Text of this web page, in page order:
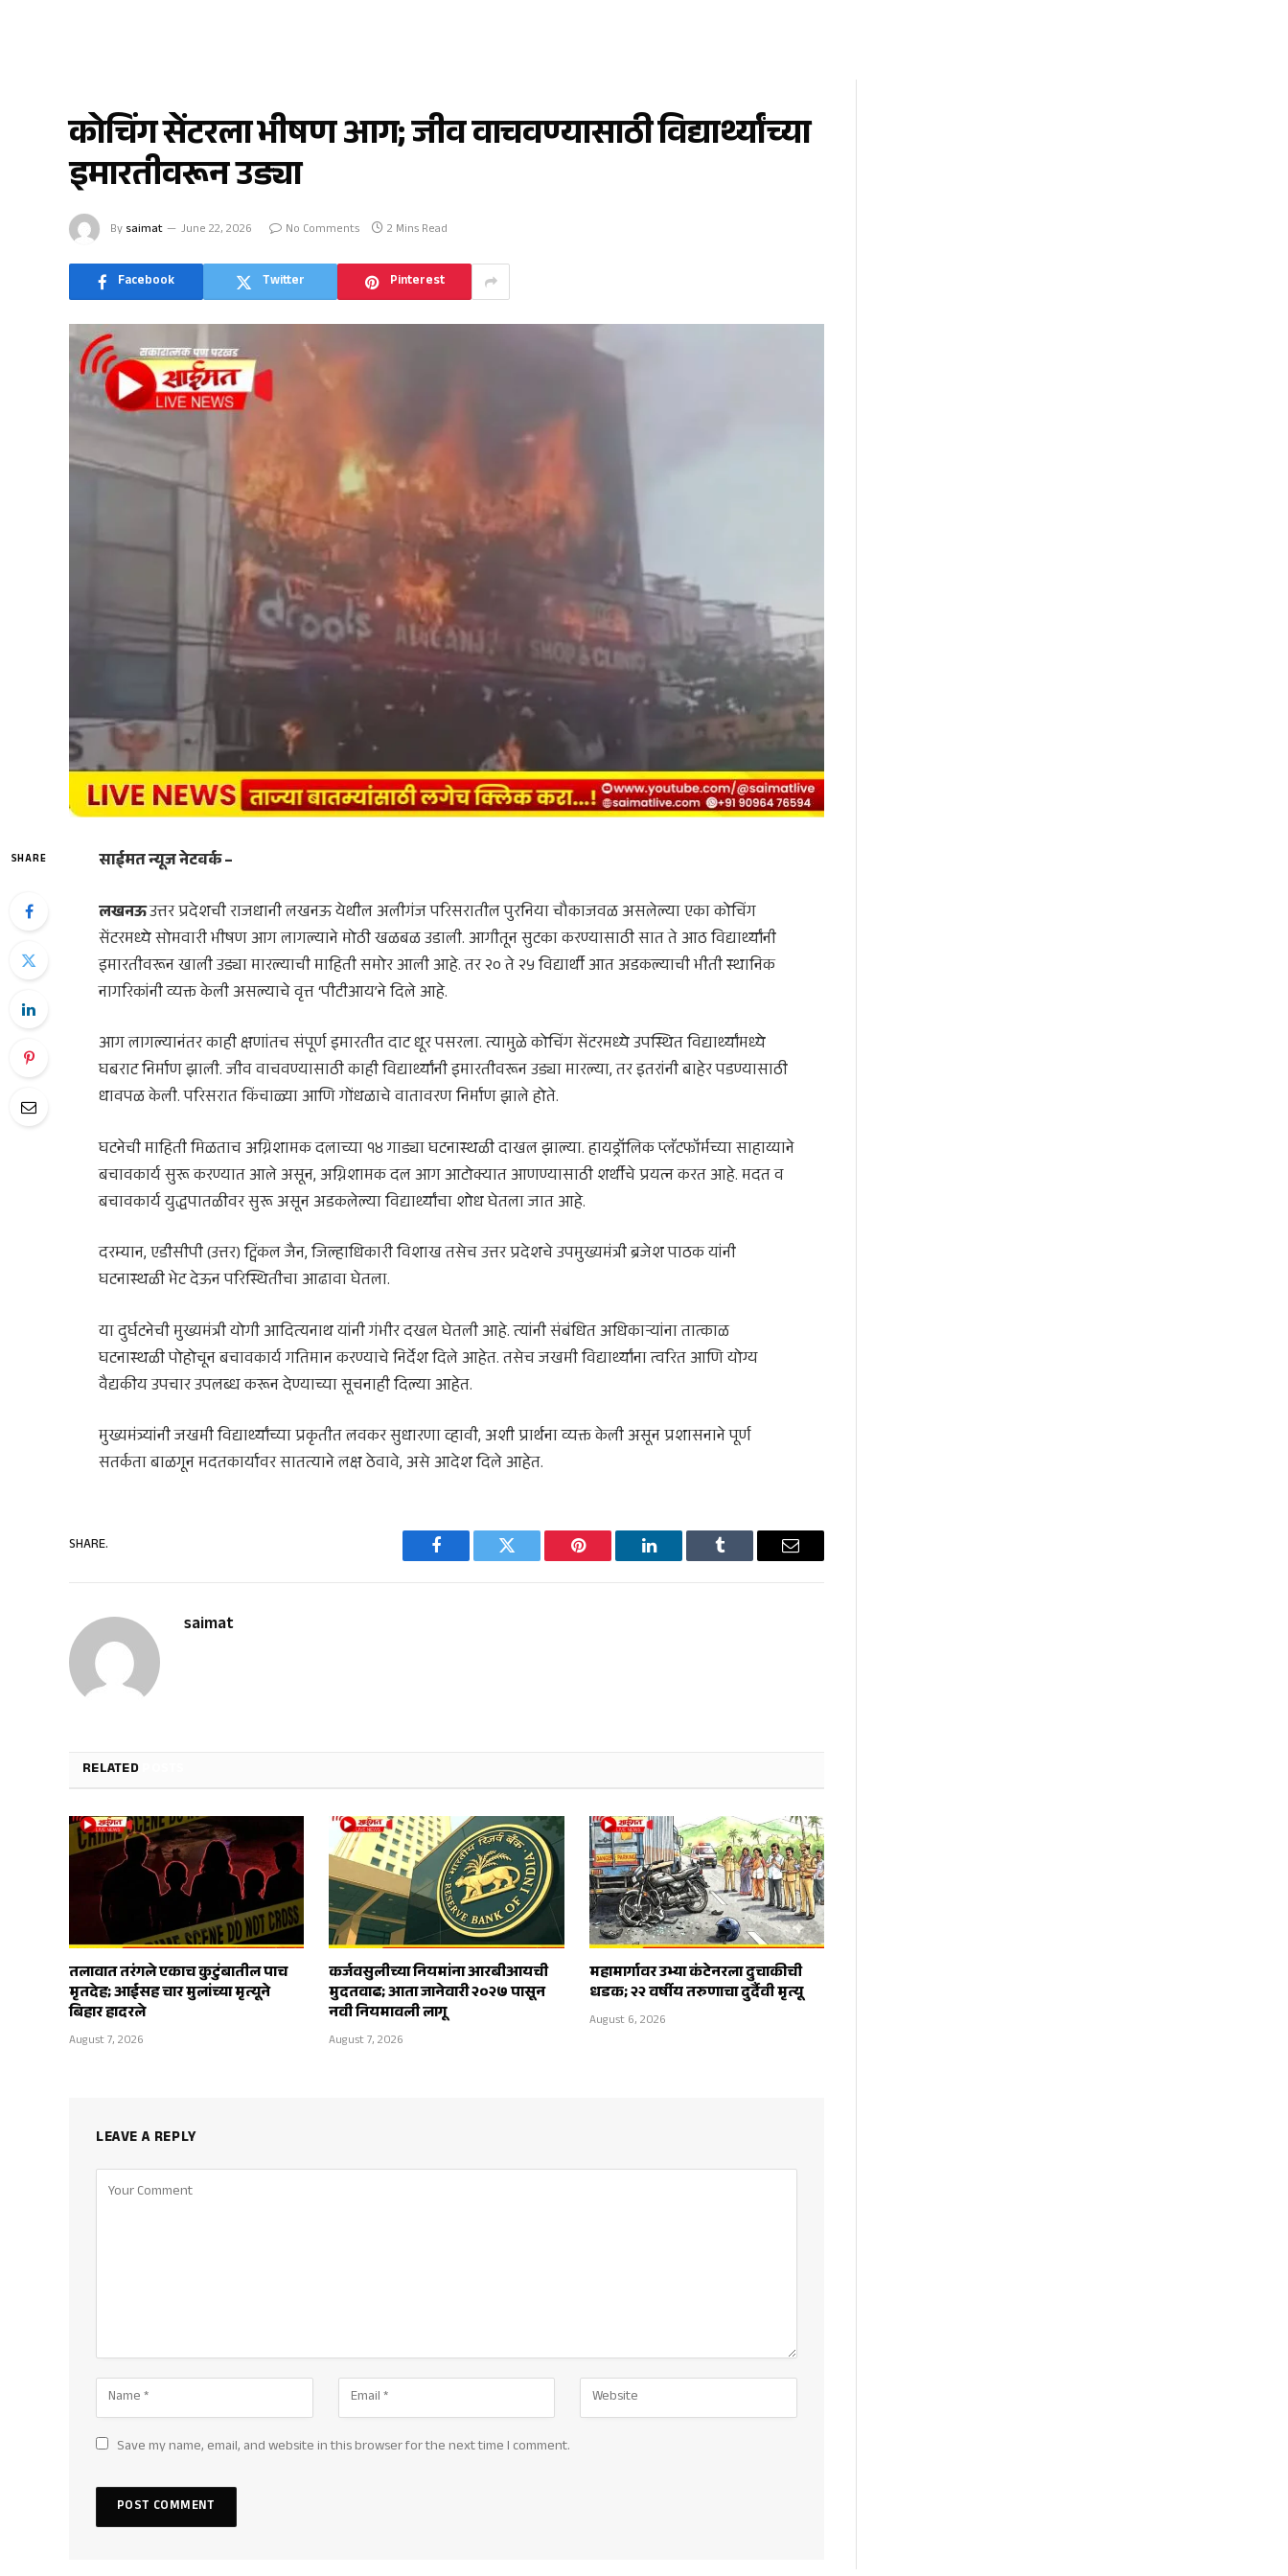
कोचिंग सेंटरला भीषण आग; जीव वाचवण्यासाठी विद्यार्थ्यांच्या
इमारतीवरून उड्या
By saimat June 22, 2026 No Comments 2 Mins Read
Facebook Twitter Pinterest
SHARE
साईमत न्यूज नेटवर्क –
लखनऊउत्तर प्रदेशची राजधानी लखनऊ येथील अलीगंज परिसरातील पुरनिया चौकाजवळ असलेल्या एका कोचिंग
सेंटरमध्ये सोमवारी भीषण आग लागल्याने मोठी खळबळ उडाली. आगीतून सुटका करण्यासाठी सात ते आठ विद्यार्थ्यांनी
इमारतीवरून खाली उड्या मारल्याची माहिती समोर आली आहे. तर २० ते २५ विद्यार्थी आत अडकल्याची भीती स्थानिक
नागरिकांनी व्यक्त केली असल्याचे वृत्त ‘पीटीआय’ने दिले आहे.
आग लागल्यानंतर काही क्षणांतच संपूर्ण इमारतीत दाट धूर पसरला. त्यामुळे कोचिंग सेंटरमध्ये उपस्थित विद्यार्थ्यांमध्ये
घबराट निर्माण झाली. जीव वाचवण्यासाठी काही विद्यार्थ्यांनी इमारतीवरून उड्या मारल्या, तर इतरांनी बाहेर पडण्यासाठी
धावपळ केली. परिसरात किंचाळ्या आणि गोंधळाचे वातावरण निर्माण झाले होते.
घटनेची माहिती मिळताच अग्निशामक दलाच्या १४ गाड्या घटनास्थळी दाखल झाल्या. हायड्रॉलिक प्लॅटफॉर्मच्या साहाय्याने
बचावकार्य सुरू करण्यात आले असून, अग्निशामक दल आग आटोक्यात आणण्यासाठी शर्थीचे प्रयत्न करत आहे. मदत व
बचावकार्य युद्धपातळीवर सुरू असून अडकलेल्या विद्यार्थ्यांचा शोध घेतला जात आहे.
दरम्यान, एडीसीपी (उत्तर) ट्विंकल जैन, जिल्हाधिकारी विशाख तसेच उत्तर प्रदेशचे उपमुख्यमंत्री ब्रजेश पाठक यांनी
घटनास्थळी भेट देऊन परिस्थितीचा आढावा घेतला.
या दुर्घटनेची मुख्यमंत्री योगी आदित्यनाथ यांनी गंभीर दखल घेतली आहे. त्यांनी संबंधित अधिकाऱ्यांना तात्काळ
घटनास्थळी पोहोचून बचावकार्य गतिमान करण्याचे निर्देश दिले आहेत. तसेच जखमी विद्यार्थ्यांना त्वरित आणि योग्य
वैद्यकीय उपचार उपलब्ध करून देण्याच्या सूचनाही दिल्या आहेत.
मुख्यमंत्र्यांनी जखमी विद्यार्थ्यांच्या प्रकृतीत लवकर सुधारणा व्हावी, अशी प्रार्थना व्यक्त केली असून प्रशासनाने पूर्ण
सतर्कता बाळगून मदतकार्यावर सातत्याने लक्ष ठेवावे, असे आदेश दिले आहेत.
SHARE.
Facebook Twitter Pinterest LinkedIn Tumblr Email
saimat
RELATED
तलावात तरंगले एकाच कुटुंबातील पाच
मृतदेह; आईसह चार मुलांच्या मृत्यूने
बिहार हादरले
August 7, 2026
कर्जवसुलीच्या नियमांना आरबीआयची
मुदतवाढ; आता जानेवारी २०२७ पासून
नवी नियमावली लागू
August 7, 2026
महामार्गावर उभ्या कंटेनरला दुचाकीची
धडक; २२ वर्षीय तरुणाचा दुर्दैवी मृत्यू
August 6, 2026
LEAVE A REPLY
Save my name, email, and website in this browser for the next time I comment.